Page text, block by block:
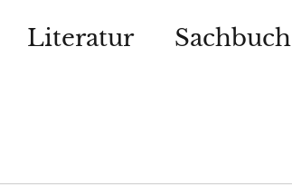
Literatur Sachbuch